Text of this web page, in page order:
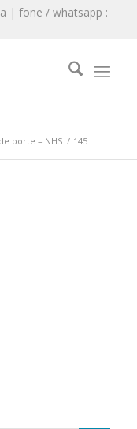
| fone / whatsapp :
porte – NHS / 145